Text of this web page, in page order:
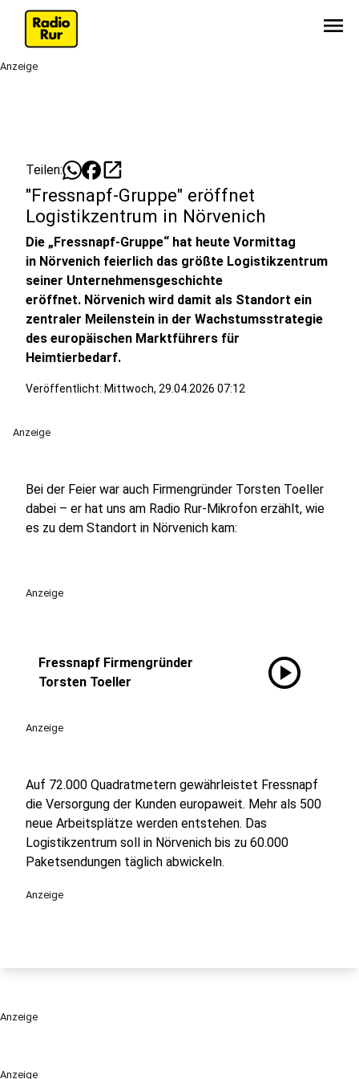
menu
Anzeige
Anzeige
Teilen: open_in_new
"Fressnapf-Gruppe" eröffnet
Logistikzentrum in Nörvenich
Die „Fressnapf-Gruppe“ hat heute Vormittag
in Nörvenich feierlich das größte Logistikzentrum
seiner Unternehmensgeschichte
eröffnet. Nörvenich wird damit als Standort ein
zentraler Meilenstein in der Wachstumsstrategie
des europäischen Marktführers für
Heimtierbedarf.
Veröffentlicht: Mittwoch, 29.04.2026 07:12
Anzeige
Bei der Feier war auch Firmengründer Torsten Toeller
dabei – er hat uns am Radio Rur-Mikrofon erzählt, wie
es zu dem Standort in Nörvenich kam:
Anzeige
Fressnapf Firmengründer
Torsten Toeller
play_circle
Anzeige
Auf 72.000 Quadratmetern gewährleistet Fressnapf
die Versorgung der Kunden europaweit. Mehr als 500
neue Arbeitsplätze werden entstehen. Das
Logistikzentrum soll in Nörvenich bis zu 60.000
Paketsendungen täglich abwickeln.
Anzeige
Anzeige